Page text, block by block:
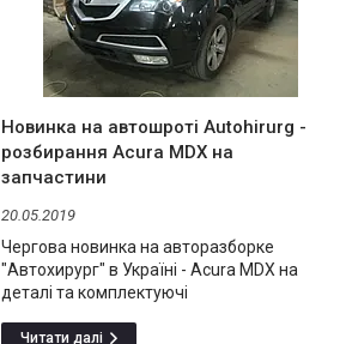
Новинка на автошроті Autohirurg -
розбирання Acura MDX на
запчастини
20.05.2019
Чергова новинка на авторазборке
"Автохирург" в Україні - Acura MDX на
деталі та комплектуючі